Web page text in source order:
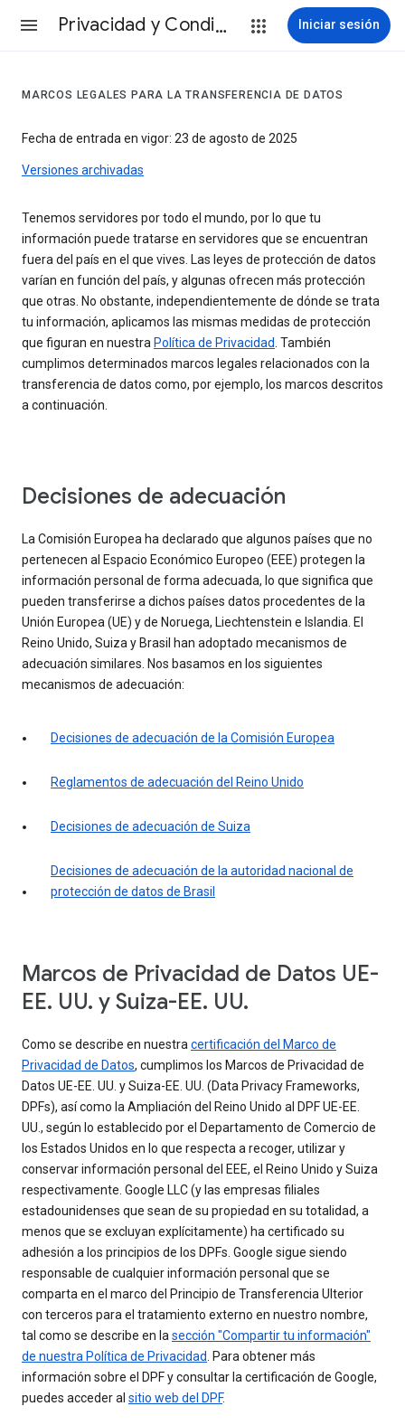
Privacidad y Condiciones Iniciar sesión
MARCOS LEGALES PARA LA TRANSFERENCIA DE DATOS
Fecha de entrada en vigor: 23 de agosto de 2025
Versiones archivadas
Tenemos servidores por todo el mundo, por lo que tu
información puede tratarse en servidores que se encuentran
fuera del país en el que vives. Las leyes de protección de datos
varían en función del país, y algunas ofrecen más protección
que otras. No obstante, independientemente de dónde se trata
tu información, aplicamos las mismas medidas de protección
que figuran en nuestra Política de Privacidad. También
cumplimos determinados marcos legales relacionados con la
transferencia de datos como, por ejemplo, los marcos descritos
a continuación.
Decisiones de adecuación
La Comisión Europea ha declarado que algunos países que no
pertenecen al Espacio Económico Europeo (EEE) protegen la
información personal de forma adecuada, lo que significa que
pueden transferirse a dichos países datos procedentes de la
Unión Europea (UE) y de Noruega, Liechtenstein e Islandia. El
Reino Unido, Suiza y Brasil han adoptado mecanismos de
adecuación similares. Nos basamos en los siguientes
mecanismos de adecuación:
Decisiones de adecuación de la Comisión Europea
Reglamentos de adecuación del Reino Unido
Decisiones de adecuación de Suiza
Decisiones de adecuación de la autoridad nacional de
protección de datos de Brasil
Marcos de Privacidad de Datos UE-
EE. UU. y Suiza-EE. UU.
Como se describe en nuestracertificación del Marco de
Privacidad de Datos, cumplimos los Marcos de Privacidad de
Datos UE-EE. UU. y Suiza-EE. UU. (Data Privacy Frameworks,
DPFs), así como la Ampliación del Reino Unido al DPF UE-EE.
UU., según lo establecido por el Departamento de Comercio de
los Estados Unidos en lo que respecta a recoger, utilizar y
conservar información personal del EEE, el Reino Unido y Suiza
respectivamente. Google LLC (y las empresas filiales
estadounidenses que sean de su propiedad en su totalidad, a
menos que se excluyan explícitamente) ha certificado su
adhesión a los principios de los DPFs. Google sigue siendo
responsable de cualquier información personal que se
comparta en el marco del Principio de Transferencia Ulterior
con terceros para el tratamiento externo en nuestro nombre,
tal como se describe en lasección "Compartir tu información"
de nuestra Política de Privacidad. Para obtener más
información sobre el DPF y consultar la certificación de Google,
puedes acceder al sitio web del DPF.